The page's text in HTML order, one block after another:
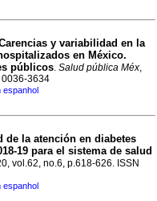
y variabilidad en la
en México.
públicos. Salud pública Méx,
0036-3634
espanhol
de la atención en diabetes
19 para el sistema de salud
vol.62, no.6, p.618-626. ISSN
espanhol